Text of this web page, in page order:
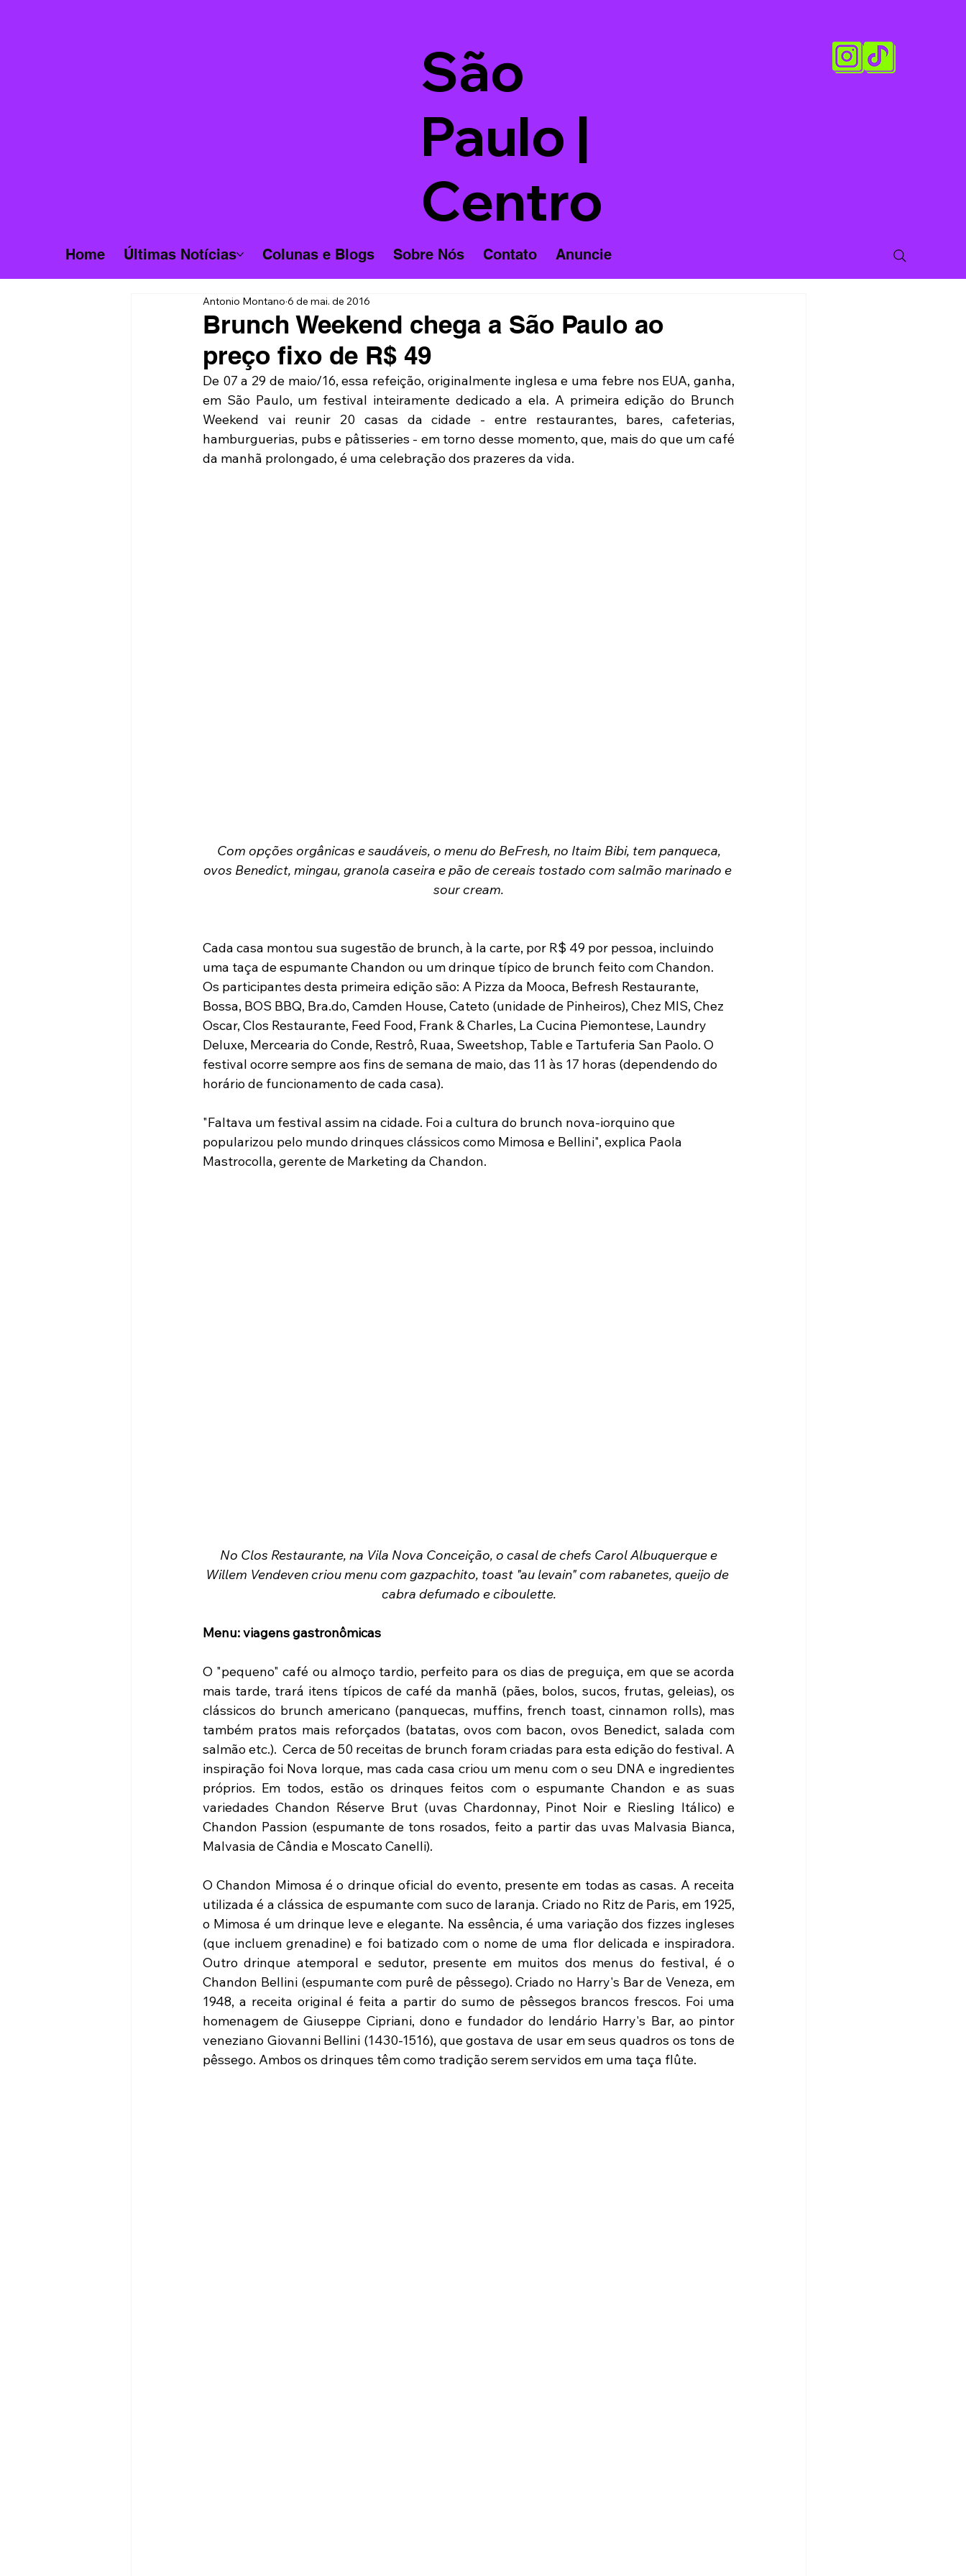
São
Paulo |
Centro
Home Últimas Notícias Colunas e Blogs Sobre Nós Contato Anuncie
Brunch Weekend chega a São Paulo ao
preço fixo de R$ 49
Antonio Montano 6 de mai. de 2016
De 07 a 29 de maio/16, essa refeição, originalmente inglesa e uma febre nos EUA, ganha,
em São Paulo, um festival inteiramente dedicado a ela. A primeira edição do Brunch
Weekend vai reunir 20 casas da cidade - entre restaurantes, bares, cafeterias,
hamburguerias, pubs e pâtisseries - em torno desse momento, que, mais do que um café
da manhã prolongado, é uma celebração dos prazeres da vida.
ovos Benedict, mingau, granola caseira e pão de cereais tostado com salmão marinado e
sour cream.
Cada casa montou sua sugestão de brunch, à la carte, por R$ 49 por pessoa, incluindo
uma taça de espumante Chandon ou um drinque típico de brunch feito com Chandon.
Os participantes desta primeira edição são: A Pizza da Mooca, Befresh Restaurante,
Bossa, BOS BBQ, Bra.do, Camden House, Cateto (unidade de Pinheiros), Chez MIS, Chez
Oscar, Clos Restaurante, Feed Food, Frank & Charles, La Cucina Piemontese, Laundry
Deluxe, Mercearia do Conde, Restrô, Ruaa, Sweetshop, Table e Tartuferia San Paolo. O
festival ocorre sempre aos fins de semana de maio, das 11 às 17 horas (dependendo do
horário de funcionamento de cada casa).
"Faltava um festival assim na cidade. Foi a cultura do brunch nova-iorquino que
popularizou pelo mundo drinques clássicos como Mimosa e Bellini", explica Paola
Mastrocolla, gerente de Marketing da Chandon.
No Clos Restaurante, na Vila Nova Conceição, o casal de chefs Carol Albuquerque e
Willem Vendeven criou menu com gazpachito, toast "au levain" com rabanetes, queijo de
cabra defumado e ciboulette.
Menu: viagens gastronômicas
O "pequeno" café ou almoço tardio, perfeito para os dias de preguiça, em que se acorda
mais tarde, trará itens típicos de café da manhã (pães, bolos, sucos, frutas, geleias), os
clássicos do brunch americano (panquecas, muffins, french toast, cinnamon rolls), mas
também pratos mais reforçados (batatas, ovos com bacon, ovos Benedict, salada com
salmão etc.).  Cerca de 50 receitas de brunch foram criadas para esta edição do festival. A
inspiração foi Nova Iorque, mas cada casa criou um menu com o seu DNA e ingredientes
próprios. Em todos, estão os drinques feitos com o espumante Chandon e as suas
variedades Chandon Réserve Brut (uvas Chardonnay, Pinot Noir e Riesling Itálico) e
Chandon Passion (espumante de tons rosados, feito a partir das uvas Malvasia Bianca,
Malvasia de Cândia e Moscato Canelli).
O Chandon Mimosa é o drinque oficial do evento, presente em todas as casas. A receita
utilizada é a clássica de espumante com suco de laranja. Criado no Ritz de Paris, em 1925,
o Mimosa é um drinque leve e elegante. Na essência, é uma variação dos fizzes ingleses
(que incluem grenadine) e foi batizado com o nome de uma flor delicada e inspiradora.
Outro drinque atemporal e sedutor, presente em muitos dos menus do festival, é o
Chandon Bellini (espumante com purê de pêssego). Criado no Harry's Bar de Veneza, em
1948, a receita original é feita a partir do sumo de pêssegos brancos frescos. Foi uma
homenagem de Giuseppe Cipriani, dono e fundador do lendário Harry's Bar, ao pintor
veneziano Giovanni Bellini (1430-1516), que gostava de usar em seus quadros os tons de
pêssego. Ambos os drinques têm como tradição serem servidos em uma taça flûte.